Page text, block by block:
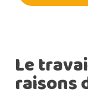
Le
raisons